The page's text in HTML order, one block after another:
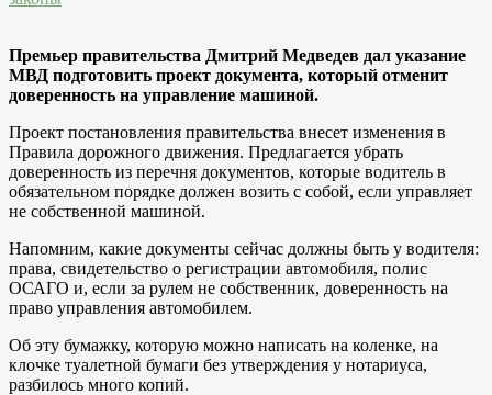
Премьер правительства Дмитрий Медведев дал указание
МВД подготовить проект документа, который отменит
доверенность на управление машиной.
Проект постановления правительства внесет изменения в
Правила дорожного движения. Предлагается убрать
доверенность из перечня документов, которые водитель в
обязательном порядке должен возить с собой, если управляет
не собственной машиной.
Напомним, какие документы сейчас должны быть у водителя:
права, свидетельство о регистрации автомобиля, полис
ОСАГО и, если за рулем не собственник, доверенность на
право управления автомобилем.
Об эту бумажку, которую можно написать на коленке, на
клочке туалетной бумаги без утверждения у нотариуса,
разбилось много копий.